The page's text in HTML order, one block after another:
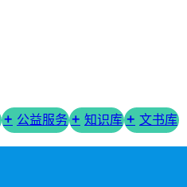
公益服务 知识库 文书库